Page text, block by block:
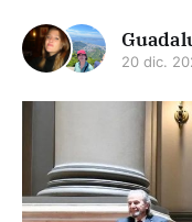
20 dic.